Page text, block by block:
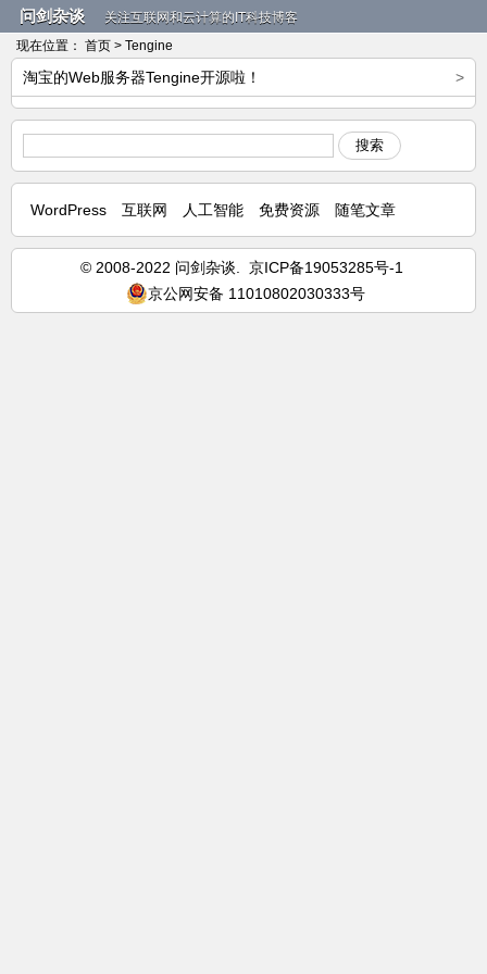
问剑杂谈
关注互联网和云计算的IT科技博客
现在位置： 首页 > Tengine
>
淘宝的Web服务器Tengine开源啦！
搜索
WordPress 互联网 人工智能 免费资源 随笔文章
© 2008-2022 问剑杂谈. 京ICP备19053285号-1
京公网安备 11010802030333号